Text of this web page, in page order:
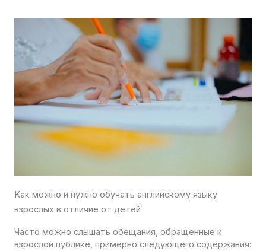
Как можно и нужно обучать английскому языку
взрослых в отличие от детей
Часто можно слышать обещания, обращенные к
взрослой публике, примерно следующего содержания: